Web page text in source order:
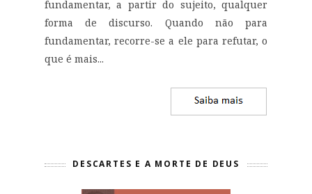
fundamentar, a partir do sujeito, qualquer
forma de discurso. Quando não para
fundamentar, recorre-se a ele para refutar, o
que é mais...
DESCARTES E A MORTE DE DEUS